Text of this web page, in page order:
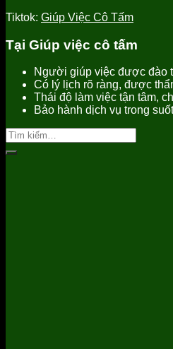
Tiktok: Giúp Việc Cô Tấm
Tại Giúp việc cô tấm
Người giúp việc được đào
Có lý lịch rõ ràng, được
Thái độ làm việc tận tâm,
Bảo hành dịch vụ trong
Tìm
kiếm: